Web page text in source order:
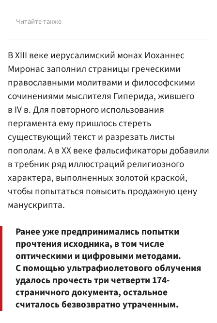
Читайте также
В XIII веке иерусалимский монах Иоханнес
Миронас заполнил страницы греческими
православными молитвами и философскими
сочинениями мыслителя Гиперида, жившего
в IV в. Для повторного использования
пергамента ему пришлось стереть
существующий текст и разрезать листы
пополам. А в ХХ веке фальсификаторы добавили
в требник ряд иллюстраций религиозного
характера, выполненных золотой краской,
чтобы попытаться повысить продажную цену
манускрипта.
Ранее уже предпринимались попытки
прочтения исходника, в том числе
оптическими и цифровыми методами.
С помощью ультрафиолетового облучения
удалось прочесть три четверти 174-
страничного документа, остальное
считалось безвозвратно утраченным.